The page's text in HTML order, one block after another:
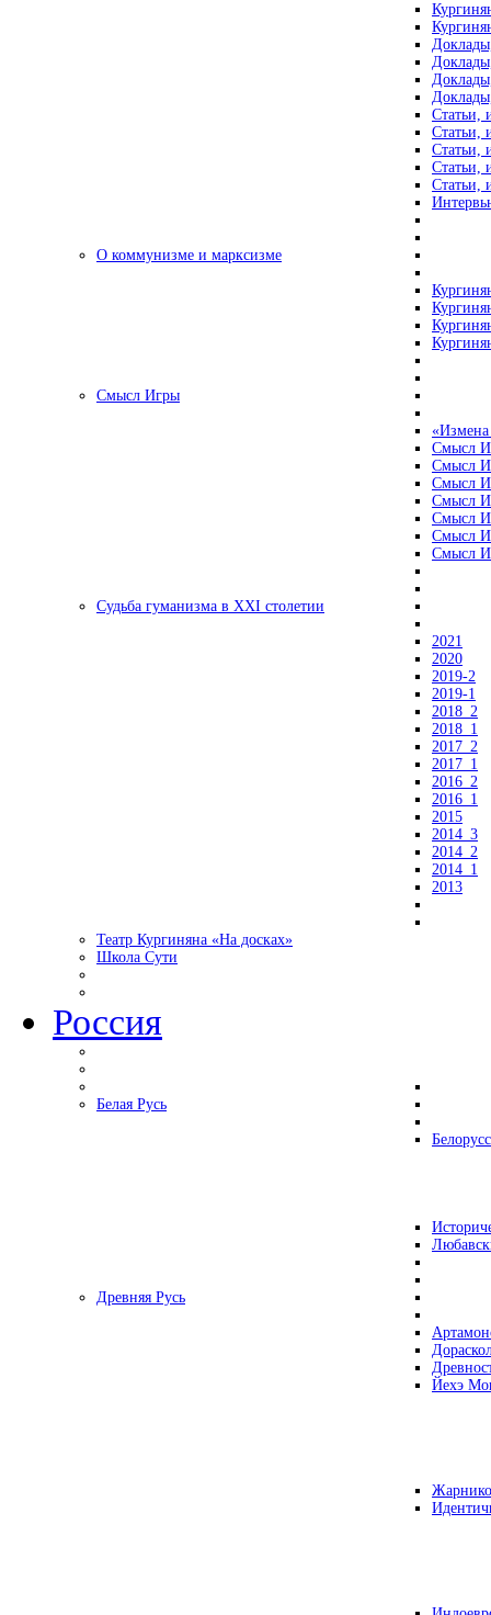
Статьи,
Статьи,
Статьи,
Статьи,
Статьи,
О коммунизме и марксизме
Смысл Игры
«Измена
Смысл
Смысл
Смысл
Смысл
Смысл
Смысл
Смысл
Судьба гуманизма в XXI столетии
2021
2020
2019-2
2019-1
2018_2
2018_1
2017_2
2017_1
2016_2
2016_1
2015
2014_3
2014_2
2014_1
2013
Театр Кургиняна «На досках»
Школа Сути
Россия
Белая Русь
Древняя Русь
Йехэ